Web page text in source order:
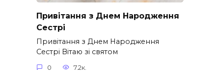
Привітання з Днем Народження
Сестрі
Привітання з Днем Народження
Сестрі Вітаю зі святом
0 7.2к.